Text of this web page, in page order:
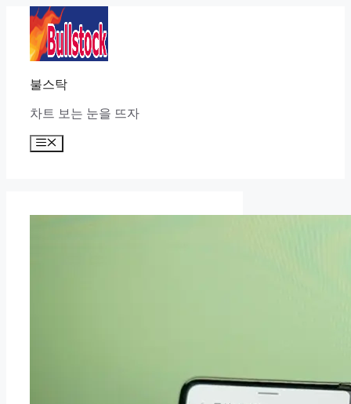
content
불스탁
차트 보는 눈을 뜨자
Menu